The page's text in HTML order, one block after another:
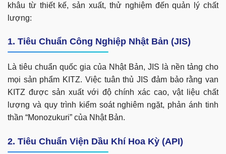
khâu từ thiết kế, sản xuất, thử nghiệm đến quản lý chất
lượng:
1. Tiêu Chuẩn Công Nghiệp Nhật Bản (JIS)
Là tiêu chuẩn quốc gia của Nhật Bản, JIS là nền tảng cho
mọi sản phẩm KITZ. Việc tuân thủ JIS đảm bảo rằng van
KITZ được sản xuất với độ chính xác cao, vật liệu chất
lượng và quy trình kiểm soát nghiêm ngặt, phản ánh tinh
thần “Monozukuri” của Nhật Bản.
2. Tiêu Chuẩn Viện Dầu Khí Hoa Kỳ (API)